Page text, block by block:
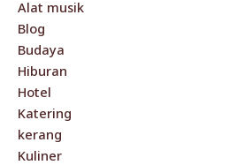
Alat musik
Blog
Budaya
Hiburan
Hotel
Katering
kerang
Kuliner